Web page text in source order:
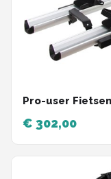
Pro-user
€ 302,00